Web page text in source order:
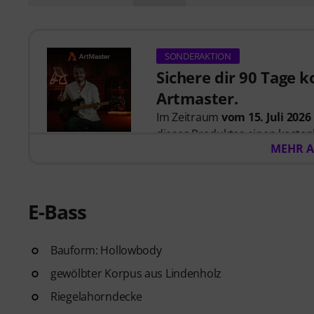
SONDERAKTION
Sichere dir 90 Tage
Artmaster.
Im Zeitraum vom 15. Juli
dieses Produktes einen
Artmaster-Kurse bietet–
ArtMaster.com – lerne direkt
der für seinen ganzheitlichen
MEHR
E-Bass
Bauform: Hollowbody
gewölbter Korpus aus Lindenholz
Riegelahorndecke